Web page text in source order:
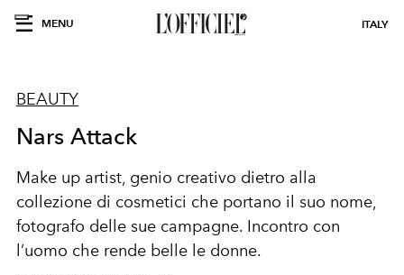
MENU ITALY
BEAUTY
Nars Attack
Make up artist, genio creativo dietro alla
collezione di cosmetici che portano il suo nome,
fotografo delle sue campagne. Incontro con
l’uomo che rende belle le donne.